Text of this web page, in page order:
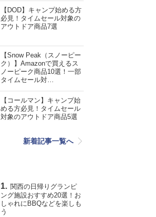
【DOD】キャンプ始める方
必見！タイムセール対象の
アウトドア商品7選
【Snow Peak（スノーピー
ク）】Amazonで買えるス
ノーピーク商品10選！一部
タイムセール対…
【コールマン】キャンプ始
める方必見！タイムセール
対象のアウトドア商品5選
新着記事一覧へ
関西の日帰りグランピ
ング施設おすすめ20選！お
しゃれにBBQなどを楽しも
う